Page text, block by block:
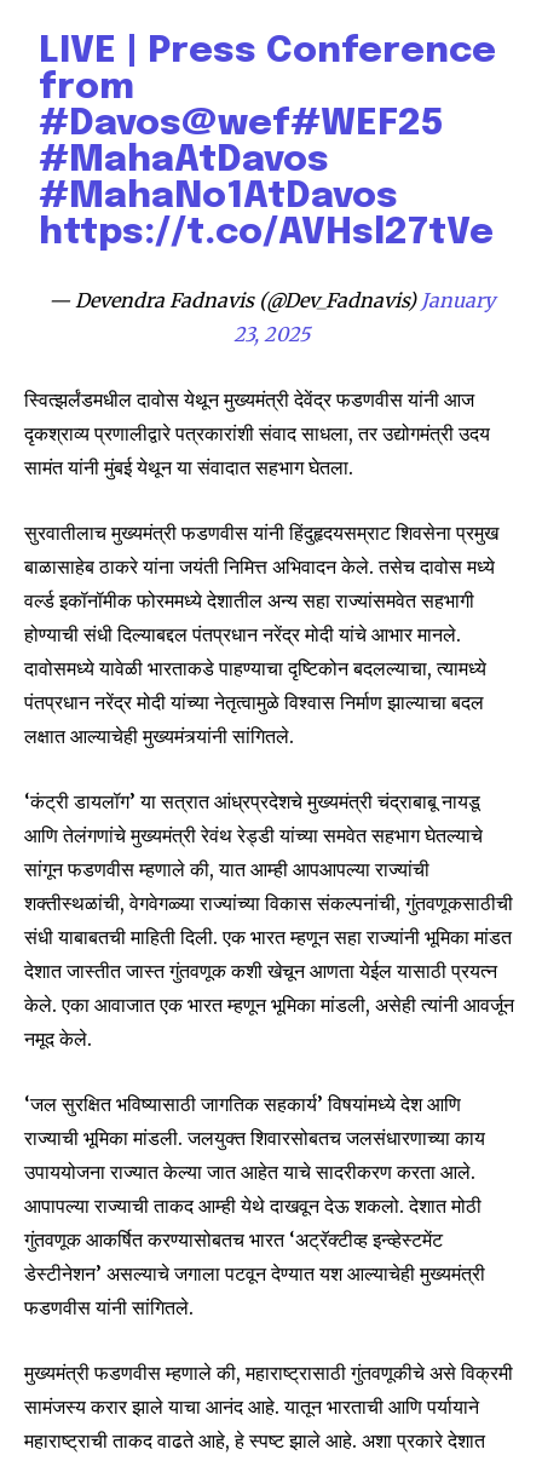
LIVE | Press Conference
from
#Davos@wef#WEF25
#MahaAtDavos
#MahaNo1AtDavos
https://t.co/AVHsl27tVe
— Devendra Fadnavis (@Dev_Fadnavis) January
23, 2025
स्वित्झर्लंडमधील दावोस येथून मुख्यमंत्री देवेंद्र फडणवीस यांनी आज
दृकश्राव्य प्रणालीद्वारे पत्रकारांशी संवाद साधला, तर उद्योगमंत्री उदय
सामंत यांनी मुंबई येथून या संवादात सहभाग घेतला.
सुरवातीलाच मुख्यमंत्री फडणवीस यांनी हिंदुहृदयसम्राट शिवसेना प्रमुख
बाळासाहेब ठाकरे यांना जयंती निमित्त अभिवादन केले. तसेच दावोस मध्ये
वर्ल्ड इकॉनॉमीक फोरममध्ये देशातील अन्य सहा राज्यांसमवेत सहभागी
होण्याची संधी दिल्याबद्दल पंतप्रधान नरेंद्र मोदी यांचे आभार मानले.
दावोसमध्ये यावेळी भारताकडे पाहण्याचा दृष्टिकोन बदलल्याचा, त्यामध्ये
पंतप्रधान नरेंद्र मोदी यांच्या नेतृत्वामुळे विश्वास निर्माण झाल्याचा बदल
लक्षात आल्याचेही मुख्यमंत्र्यांनी सांगितले.
‘कंट्री डायलॉग’ या सत्रात आंध्रप्रदेशचे मुख्यमंत्री चंद्राबाबू नायडू
आणि तेलंगणांचे मुख्यमंत्री रेवंथ रेड्डी यांच्या समवेत सहभाग घेतल्याचे
सांगून फडणवीस म्हणाले की, यात आम्ही आपआपल्या राज्यांची
शक्तीस्थळांची, वेगवेगळ्या राज्यांच्या विकास संकल्पनांची, गुंतवणूकसाठीची
संधी याबाबतची माहिती दिली. एक भारत म्हणून सहा राज्यांनी भूमिका मांडत
देशात जास्तीत जास्त गुंतवणूक कशी खेचून आणता येईल यासाठी प्रयत्न
केले. एका आवाजात एक भारत म्हणून भूमिका मांडली, असेही त्यांनी आवर्जून
नमूद केले.
‘जल सुरक्षित भविष्यासाठी जागतिक सहकार्य’ विषयांमध्ये देश आणि
राज्याची भूमिका मांडली. जलयुक्त शिवारसोबतच जलसंधारणाच्या काय
उपाययोजना राज्यात केल्या जात आहेत याचे सादरीकरण करता आले.
आपापल्या राज्याची ताकद आम्ही येथे दाखवून देऊ शकलो. देशात मोठी
गुंतवणूक आकर्षित करण्यासोबतच भारत ‘अट्रॅक्टीव्ह इन्व्हेस्टमेंट
डेस्टीनेशन’ असल्याचे जगाला पटवून देण्यात यश आल्याचेही मुख्यमंत्री
फडणवीस यांनी सांगितले.
मुख्यमंत्री फडणवीस म्हणाले की, महाराष्ट्रासाठी गुंतवणूकीचे असे विक्रमी
सामंजस्य करार झाले याचा आनंद आहे. यातून भारताची आणि पर्यायाने
महाराष्ट्राची ताकद वाढते आहे, हे स्पष्ट झाले आहे. अशा प्रकारे देशात